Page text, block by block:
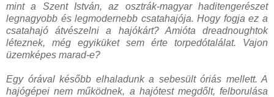
mint a Szent István, az osztrák-magyar haditengerészet
legnagyobb és legmodernebb csatahajója. Hogy fogja ez a
csatahajó átvészelni a hajókárt? Amióta dreadnoughtok
léteznek, még egyiküket sem érte torpedótalálat. Vajon
üzemképes marad-e?
Egy órával később elhaladunk a sebesült óriás mellett. A
hajógépei nem működnek, a hajótest megdőlt, felborulása